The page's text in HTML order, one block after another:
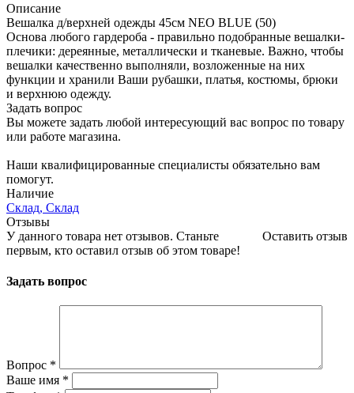
Описание
Вешалка д/верхней одежды 45см NEO BLUE (50)
Основа любого гардероба - правильно подобранные вешалки-
плечики: дереянные, металлически и тканевые. Важно, чтобы
вешалки качественно выполняли, возложенные на них
функции и хранили Ваши рубашки, платья, костюмы, брюки
и верхнюю одежду.
Задать вопрос
Вы можете задать любой интересующий вас вопрос по товару
или работе магазина.
Наши квалифицированные специалисты обязательно вам
помогут.
Наличие
Склад, Склад
Отзывы
Оставить отзыв
У данного товара нет отзывов. Станьте
первым, кто оставил отзыв об этом товаре!
Задать вопрос
Вопрос *
Ваше имя *